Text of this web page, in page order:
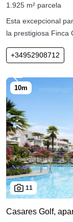
1.925 m² parcela
Esta excepcional
la prestigiosa Finca
+34952908712
11
Casares Golf,